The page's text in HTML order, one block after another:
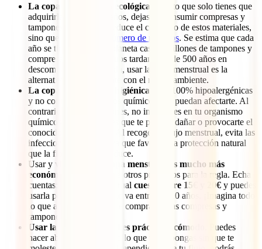
La copa menstrual es ecológica
. Puesto que solo tienes que
adquirirla cada varios años, dejas de consumir compresas y
tampones. No solo se reduce el consumo de estos materiales,
sino que
se reduce el número de residuos. Se estima que cada
año se tiran en todo el planeta casi 95 billones de tampones y
compresas y estos residuos tardan más de 500 años en
descomponerse. Sin duda, usar la copa menstrual es la
alternativa más coherente con el medio ambiente.
La copa menstrual es higiénica . Son 100% hipoalergénicas
y no contienen productos químicos que puedan afectarte. Al
contrario que los tampones, no introduces en tu organismo
químicos o blanqueantes que te puedan dañar o provocarte el
conocido shock tóxico. Al recoger el flujo menstrual, evita las
infecciones y hongos, ya que favorece la protección natural
que la flora vaginal produce.
Usar y viajar con la copa menstrual es mucho más
económico
que recurrir a otros productos para la regla. Echa
cuentas: una copa menstrual cuesta entre 15€ y 20€ y puedes
usarla por un período que va entre 5 y 10 años. ¡Imagina todo
lo que ahorras dejando de comprar tantas compresas y
tampones!
Usar la copa menstrual es práctico y cómodo
. Puedes
hacer absolutamente todo lo que te propongas sin que te